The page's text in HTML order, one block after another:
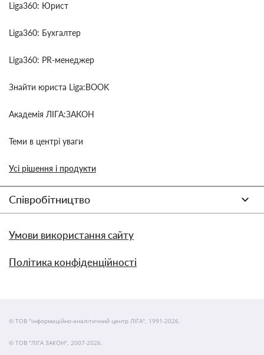
Liga360: Юрист
Liga360: Бухгалтер
Liga360: PR-менеджер
Знайти юриста Liga:BOOK
Академія ЛІГА:ЗАКОН
Теми в центрі уваги
Усі рішення і продукти
Співробітництво
Умови використання сайту
Політика конфіденційності
© ТОВ "інформаційно-аналітичний центр ЛІГА", 1991-2026.
© ТОВ "ЛІГА ЗАКОН", 2007-2026.